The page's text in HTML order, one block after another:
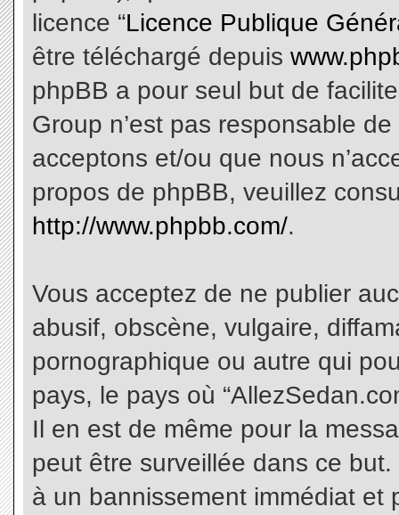
licence “Licence Publique
être téléchargé depuis
phpBB a pour seul but de
Group n’est pas responsable
acceptons et/ou que nous
propos de phpBB, veuillez
http://www.phpbb.com/.
Vous acceptez de ne publier
abusif, obscène, vulgaire,
pornographique ou autre qui
pays, le pays où
Il en est de même pour la
peut être surveillée dans ce
à un bannissement immédiat et